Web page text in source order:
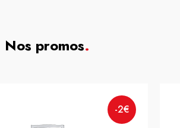
Nos promos.
-2€